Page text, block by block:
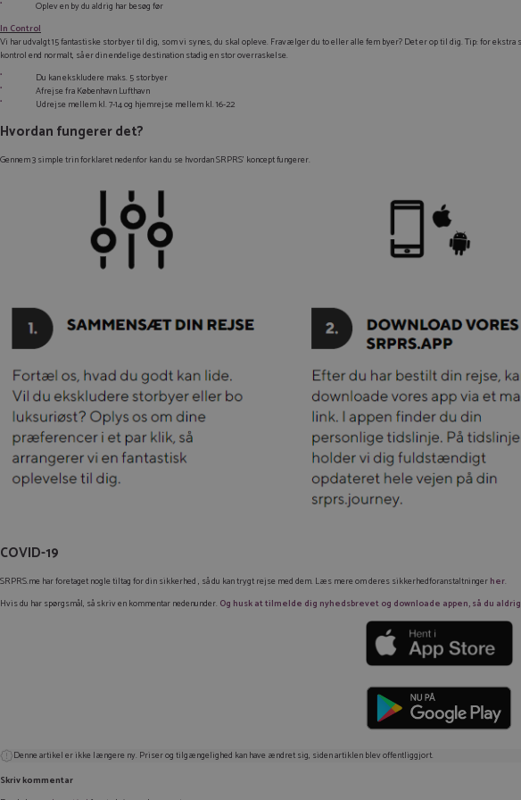
Oplev en by du aldrig har besøg før
In Control
Vi har udvalgt 15 fantastiske storbyer til dig, som vi synes, du skal opleve. Fravælger du to eller alle fem byer? Det er op til dig. Tip: for
kontrol end normalt, så er din endelige destination stadig en stor overraskelse.
Du kan ekskludere maks. 5 storbyer
Afrejse fra København Lufthavn
Udrejse mellem kl. 7-14 og hjemrejse mellem kl. 16-22
Hvordan fungerer det?
Gennem 3 simple trin forklaret nedenfor kan du se hvordan SRPRS’ koncept fungerer.
COVID-19
SRPRS.me har foretaget nogle tiltag for din sikkerhed , så du kan trygt rejse med dem. Læs mere om deres sikkerhedforanstaltningerher.
Hvis du har spørgsmål, så skriv en kommentar nedenunder. Og husk at tilmelde dig nyhedsbrevet og downloade appen, så du
Denne artikel er ikke længere ny. Priser og tilgængelighed kan have ændret sig, siden artiklen blev offentliggjort.
Skriv kommentar